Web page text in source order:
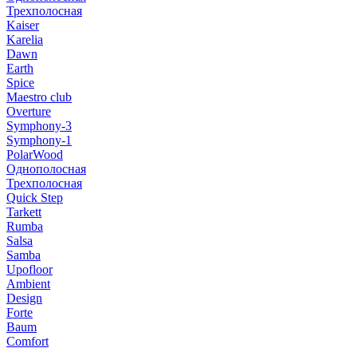
Трехполосная
Kaiser
Karelia
Dawn
Earth
Spice
Maestro club
Overture
Symphony-3
Symphony-1
PolarWood
Однополосная
Трехполосная
Quick Step
Tarkett
Rumba
Salsa
Samba
Upofloor
Ambient
Design
Forte
Baum
Comfort